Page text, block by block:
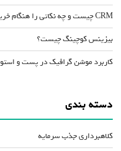
CRM چیست و چه نکاتی را هنگام خرید CRM باید رعایت کرد؟
بیزینس کوچینگ چیست؟
کاربرد موشن گرافیک در پست و
دسته بندی
کلاهبرداری جذب سرمایه